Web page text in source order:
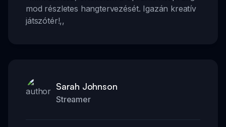
mod részletes hangtervezését. Igazán kreatív
játszótér!,,
Sarah Johnson
Streamer